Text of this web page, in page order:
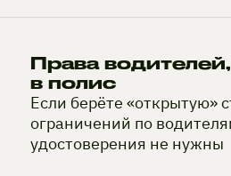
Права
в полис
Если берёте «открытую»
ограничений по
удостоверения не нужны